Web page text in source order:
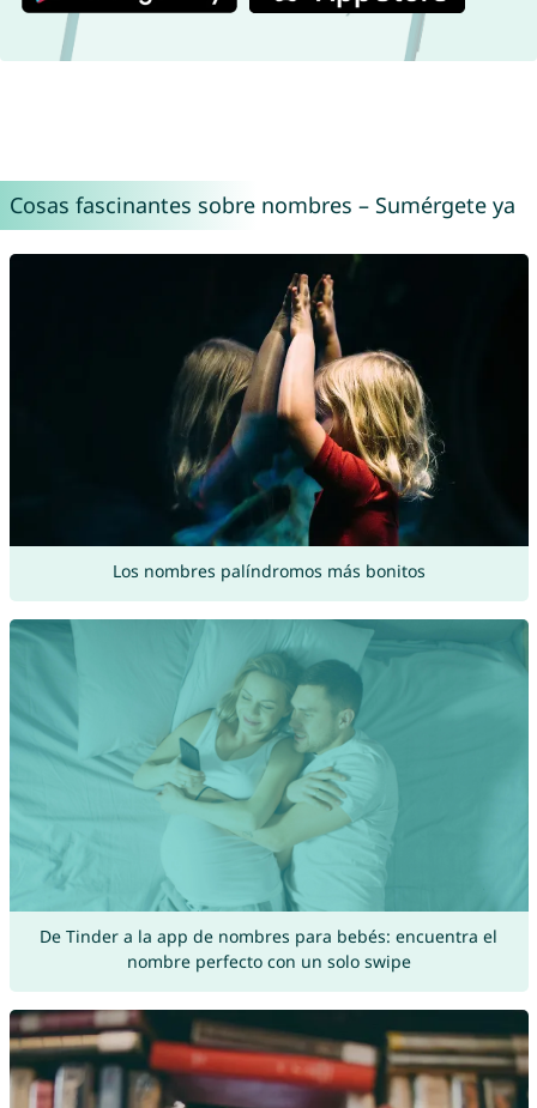
Cosas fascinantes sobre nombres – Sumérgete ya
Los nombres palíndromos más bonitos
De Tinder a la app de nombres para bebés: encuentra el
nombre perfecto con un solo swipe